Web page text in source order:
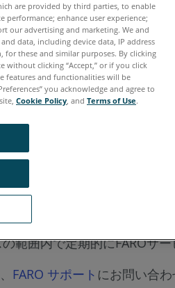
範囲内で定期的にFAROサ
FARO サポート にお問い合
are provided by third parties, to enable
enhance user experience;
our advertising and marketing. We and
data, including device data, IP address
these and similar purposes. By clicking
without clicking “Accept,” or if you click
features and functionalities will be
you acknowledge and agree to
Cookie Policy, and Terms of Use.